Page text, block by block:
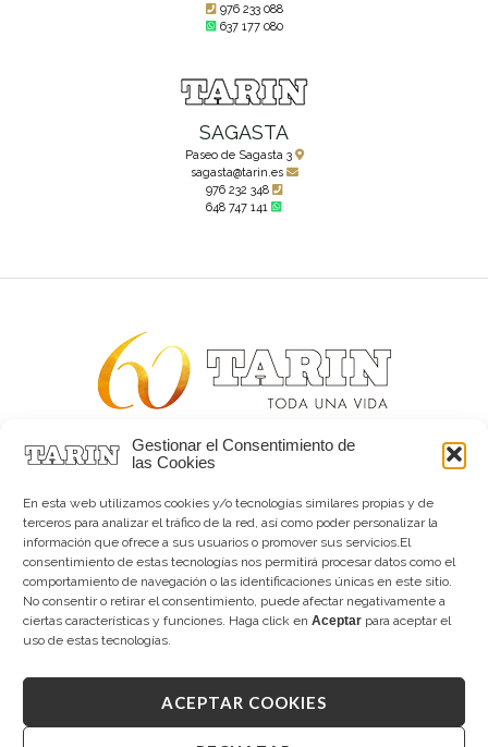
Gestionar el Consentimiento de
las Cookies
En esta web utilizamos cookies y/o tecnologías similares propias y de
terceros para analizar el tráfico de la red, así como poder personalizar la
información que ofrece a sus usuarios o promover sus servicios.El
consentimiento de estas tecnologías nos permitirá procesar datos como el
comportamiento de navegación o las identificaciones únicas en este sitio.
No consentir o retirar el consentimiento, puede afectar negativamente a
ciertas características y funciones. Haga click en Aceptar para aceptar el
uso de estas tecnologías.
ACEPTAR COOKIES
976 233 088
637 177 080
SAGASTA
Paseo de Sagasta 3
sagasta@tarin.es
976 232 348
648 747 141
Alta joyería desde 1963
Tarín Magazine
Contacto
Copyright © 2026 Tarín Joyeros
Aviso legal|Política de uso|Política de privacidad